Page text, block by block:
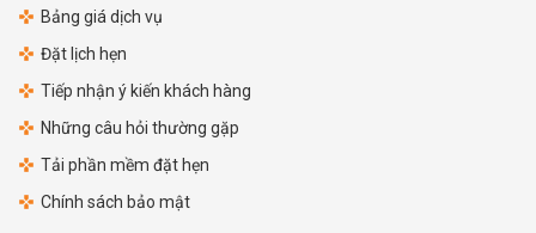
Bảng giá dịch vụ
Đặt lịch hẹn
Tiếp nhận ý kiến khách hàng
Những câu hỏi thường gặp
Tải phần mềm đặt hẹn
Chính sách bảo mật